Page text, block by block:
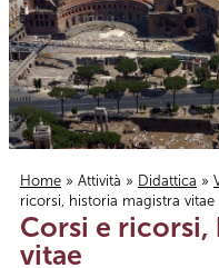
Tu sei qui
Home » Attività » Didattica »
ricorsi, historia magistra vitae
Corsi e ricorsi,
vitae